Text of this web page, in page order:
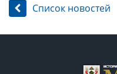
Список новостей